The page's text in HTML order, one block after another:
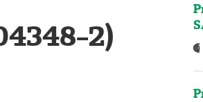
2)